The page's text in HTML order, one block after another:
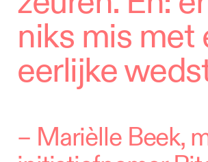
niks mis met
eerlijke
– Marièlle Beek,